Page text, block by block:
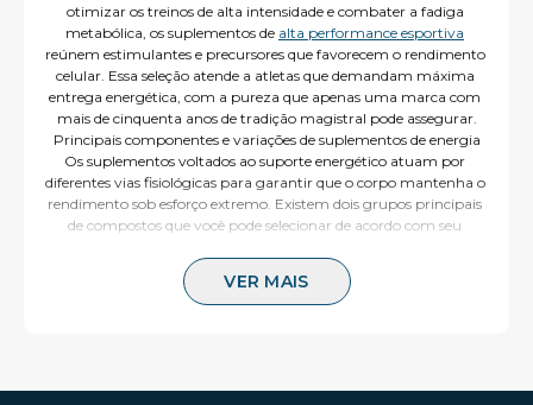
otimizar os treinos de alta intensidade e combater a fadiga
metabólica, os suplementos de alta performance esportiva
reúnem estimulantes e precursores que favorecem o rendimento
celular. Essa seleção atende a atletas que demandam máxima
entrega energética, com a pureza que apenas uma marca com
mais de cinquenta anos de tradição magistral pode assegurar.
Principais componentes e variações de suplementos de energia
Os suplementos voltados ao suporte energético atuam por
diferentes vias fisiológicas para garantir que o corpo mantenha o
rendimento sob esforço extremo. Existem dois grupos principais
de compostos que você pode selecionar de acordo com seu
Estimulantes diretos do sistema nervoso
Ativos como a cafeína e a teacrina promovem o estado de alerta e
reduzem a percepção de fadiga de forma rápida, melhorando a
nutrientes aos tecidos musculares ativos, gerando energia por
VER MAIS